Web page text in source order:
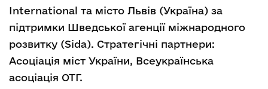
International та місто Львів (Україна) за
підтримки Шведської агенції міжнародного
розвитку (Sida). Стратегічні партнери:
Асоціація міст України, Всеукраїнська
асоціація ОТГ.